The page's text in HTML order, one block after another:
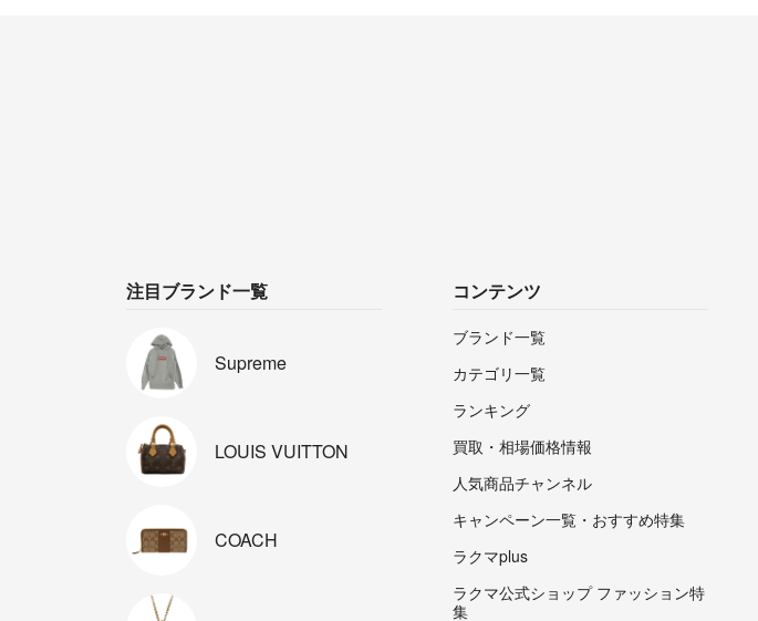
注目ブランド一覧
Supreme
LOUIS VUITTON
COACH
コンテンツ
ブランド一覧
カテゴリ一覧
ランキング
買取・相場価格情報
人気商品チャンネル
キャンペーン一覧・おすすめ特集
ラクマplus
ラクマ公式ショップ ファッション特
集